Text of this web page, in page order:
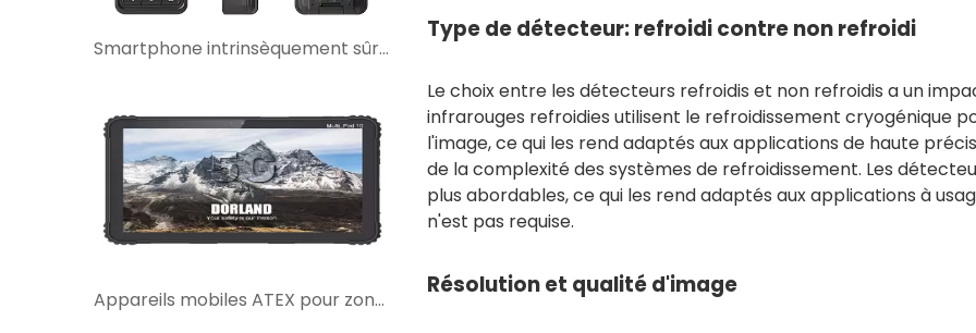
Smartphone intrinsèquement sûr avec interphone talkie-walkie : quand est-ce le meilleur choix ?
Appareils mobiles ATEX pour zones dangereuses : ce que les acheteurs doivent vérifier avant de sélectionner
Type de détecteur: refroidi contre non refroidi
Le choix entre les détecteurs refroidis et non refroidis a un
infrarouges refroidies utilisent le refroidissement cryogénique
l'image, ce qui les rend adaptés aux applications de haute
de la complexité des systèmes de refroidissement. Les
plus abordables, ce qui les rend adaptés aux applications à
n'est pas requise.
Résolution et qualité d'image